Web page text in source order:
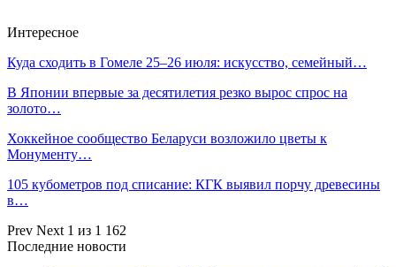
Интересное
Куда сходить в Гомеле 25–26 июля: искусство, семейный…
В Японии впервые за десятилетия резко вырос спрос на
золото…
Хоккейное сообщество Беларуси возложило цветы к
Монументу…
105 кубометров под списание: КГК выявил порчу древесины
в…
Prev Next 1 из 1 162
Последние новости